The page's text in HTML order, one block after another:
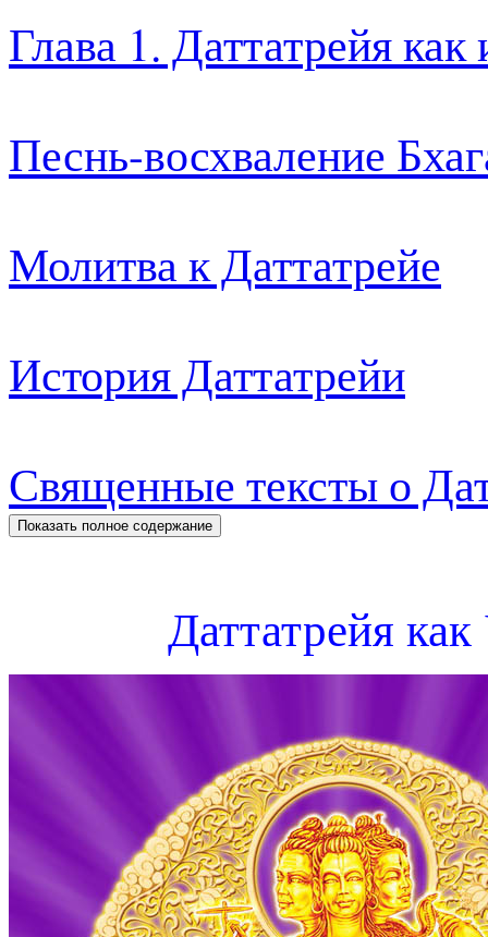
Глава 1. Даттатрейя
Песнь-восхваление
Молитва к Даттатрейе
История Даттатрейи
Священные тексты о
Даттатрейя